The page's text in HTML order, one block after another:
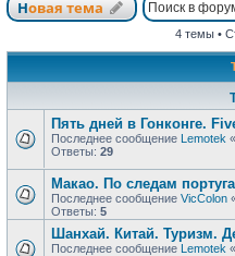
Новая тема
4 темы •
Пять дней в Гонконге.
Последнее сообщение Lemotek «
Ответы: 29
Макао. По следам
Последнее сообщение VicColon
Ответы: 5
Шанхай. Китай. Туризм.
Последнее сообщение Lemotek «